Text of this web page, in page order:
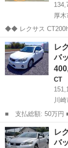
厚木
◆◆ レクサス CT200h バージョン
リモートスタートで、
こちら https://
神奈川 厚木市
レ
バ
CT
川崎
■ 支払総額: 50万円 ■ 車両本体価格： 400,000 円 ■ メーカー
名： レクサス ■
ｈ 純正ナビＴＶ＆バ
ートヒーター ■ ...
神奈川 川崎市
レ
バ